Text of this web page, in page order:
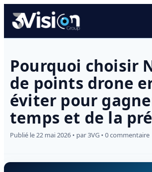
Pourquoi choisir
de points drone
éviter pour
temps et de la
Publié le 22 mai 2026 • par 3VG • 0 commentaire